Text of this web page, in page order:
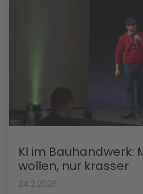
KI im Bauhandwerk:
wollen, nur krasser
24.2.2026